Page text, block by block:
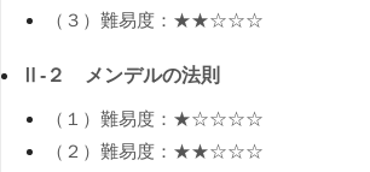
（３）難易度：★★☆☆☆
Ⅱ-２ メンデルの法則
（１）難易度：★☆☆☆☆
（２）難易度：★★☆☆☆